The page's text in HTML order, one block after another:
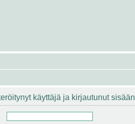
käyttäjä ja kirjautunut